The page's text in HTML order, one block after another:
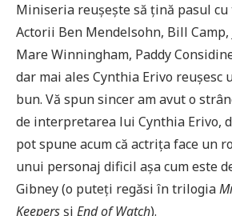
Miniseria reușește să țină pasul
Actorii Ben Mendelsohn, Bill Camp,
Mare Winningham, Paddy
dar mai ales Cynthia Erivo reușesc
bun. Vă spun sincer am avut o
de interpretarea lui Cynthia Erivo,
pot spune acum că actrița face un
unui personaj dificil așa cum este
Gibney (o puteți regăsi în trilogia
Keepersși End of Watch).